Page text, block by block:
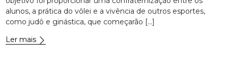
alunos, a prática do vôlei e a vivência de outros esportes,
como judô e ginástica, que começarão […]
Ler mais